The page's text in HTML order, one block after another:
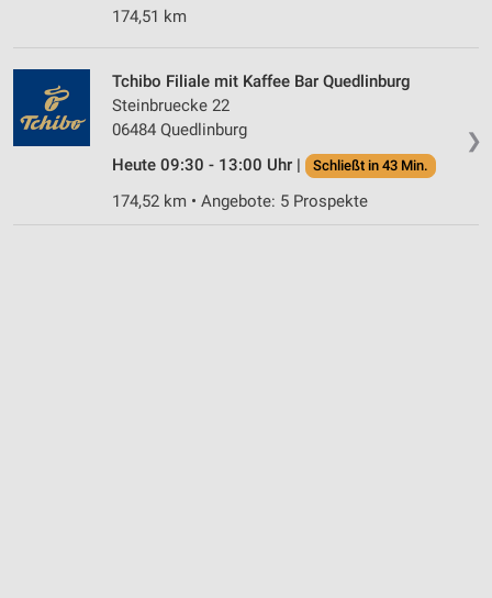
174,51 km
❯
Tchibo Filiale mit Kaffee Bar Quedlinburg
Steinbruecke 22
06484 Quedlinburg
Heute 09:30 - 13:00 Uhr |
Schließt in 43 Min.
174,52 km • Angebote: 5 Prospekte